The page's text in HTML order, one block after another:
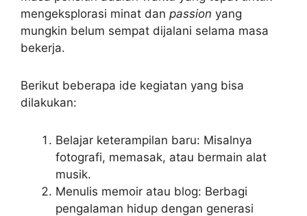
mengeksplorasi minat dan passion yang
mungkin belum sempat dijalani selama masa
bekerja.
Berikut beberapa ide kegiatan yang bisa
dilakukan:
Belajar keterampilan baru: Misalnya
fotografi, memasak, atau bermain alat
musik.
Menulis memoir atau blog: Berbagi
pengalaman hidup dengan generasi